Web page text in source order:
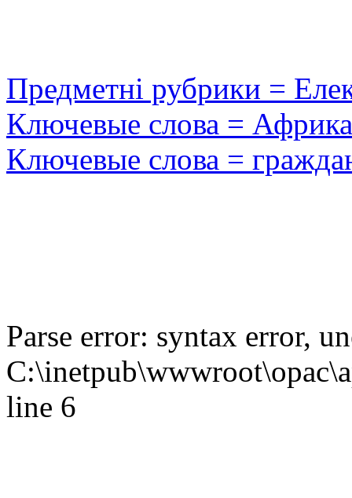
Предметні рубрики =
Ключевые слова = Африка
Ключевые слова =
Parse error: syntax error,
line 6